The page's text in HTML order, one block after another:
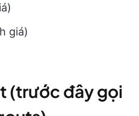
giá)
(trước đây gọi